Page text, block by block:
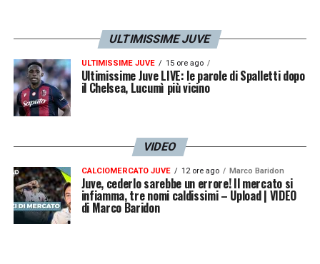
ULTIMISSIME JUVE
ULTIMISSIME JUVE 15 ore ago
Ultimissime Juve LIVE: le parole di Spalletti dopo
il Chelsea, Lucumì più vicino
VIDEO
CALCIOMERCATO JUVE 12 ore ago Marco Baridon
Juve, cederlo sarebbe un errore! Il mercato si
infiamma, tre nomi caldissimi – Upload | VIDEO
di Marco Baridon